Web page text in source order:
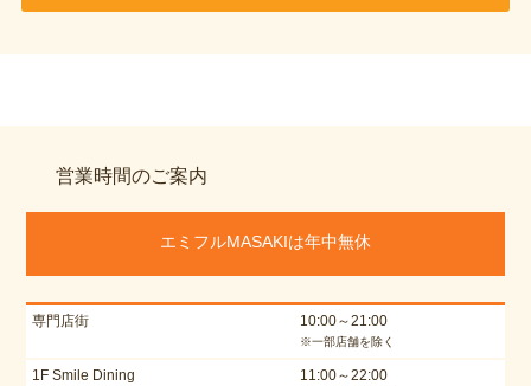
営業時間のご案内
エミフルMASAKIは年中無休
専門店街 10:00～21:00
※一部店舗を除く
1F Smile Dining
11:00～22:00